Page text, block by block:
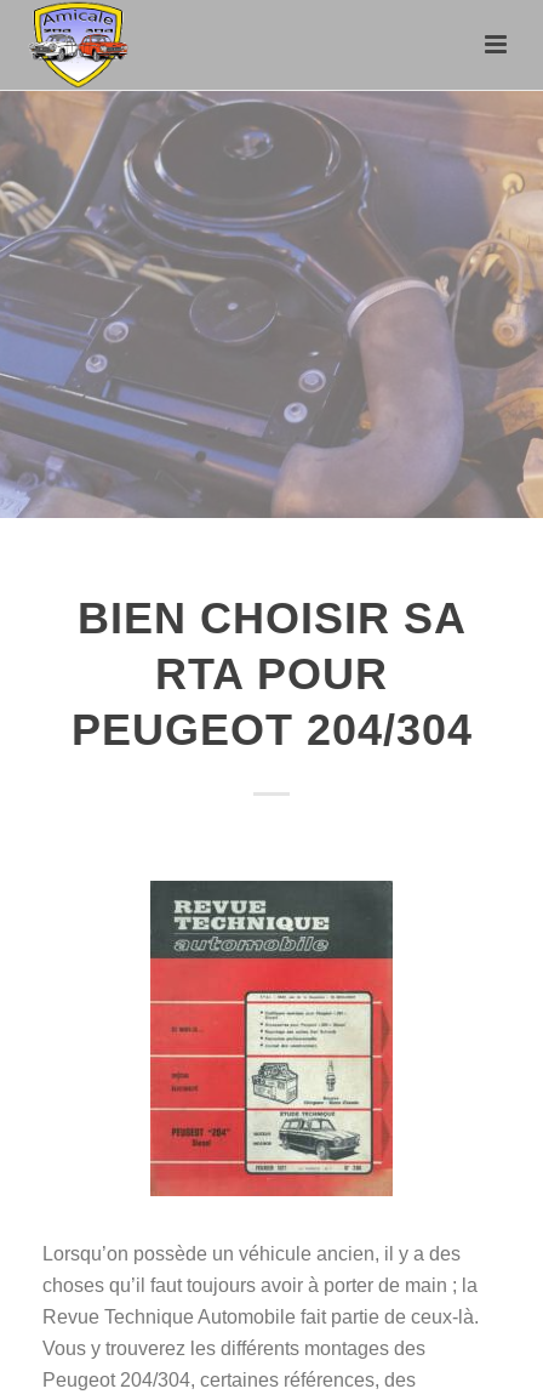
BIEN CHOISIR SA
RTA POUR
PEUGEOT 204/304
Lorsqu’on possède un véhicule ancien, il y a des
choses qu’il faut toujours avoir à porter de main ; la
Revue Technique Automobile fait partie de ceux-là.
Vous y trouverez les différents montages des
Peugeot 204/304, certaines références, des